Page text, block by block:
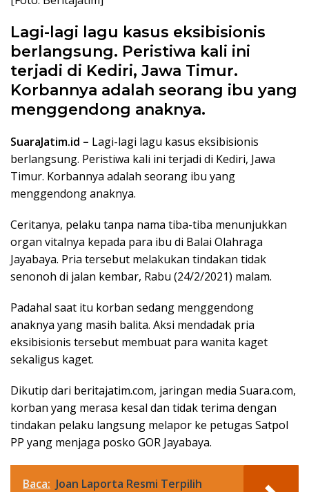
Lagi-lagi lagu kasus eksibisionis
berlangsung. Peristiwa kali ini
terjadi di Kediri, Jawa Timur.
Korbannya adalah seorang ibu yang
menggendong anaknya.
SuaraJatim.id – Lagi-lagi lagu kasus eksibisionis
berlangsung. Peristiwa kali ini terjadi di Kediri, Jawa
Timur. Korbannya adalah seorang ibu yang
menggendong anaknya.
Ceritanya, pelaku tanpa nama tiba-tiba menunjukkan
organ vitalnya kepada para ibu di Balai Olahraga
Jayabaya. Pria tersebut melakukan tindakan tidak
senonoh di jalan kembar, Rabu (24/2/2021) malam.
Padahal saat itu korban sedang menggendong
anaknya yang masih balita. Aksi mendadak pria
eksibisionis tersebut membuat para wanita kaget
sekaligus kaget.
Dikutip dari beritajatim.com, jaringan media Suara.com,
korban yang merasa kesal dan tidak terima dengan
tindakan pelaku langsung melapor ke petugas Satpol
PP yang menjaga posko GOR Jayabaya.
Baca: Joan Laporta Resmi Terpilih